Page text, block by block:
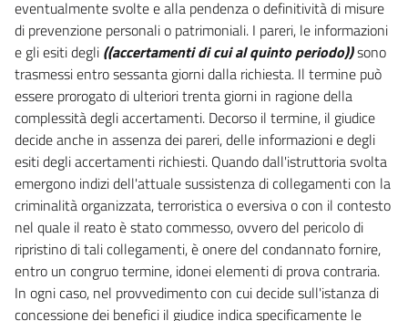
eventualmente svolte e alla pendenza o definitività di misure
di prevenzione personali o patrimoniali. I pareri, le informazioni
e gli esiti degli ((accertamenti di cui al quinto periodo))sono
trasmessi entro sessanta giorni dalla richiesta. Il termine può
essere prorogato di ulteriori trenta giorni in ragione della
complessità degli accertamenti. Decorso il termine, il giudice
decide anche in assenza dei pareri, delle informazioni e degli
esiti degli accertamenti richiesti. Quando dall'istruttoria svolta
emergono indizi dell'attuale sussistenza di collegamenti con la
criminalità organizzata, terroristica o eversiva o con il contesto
nel quale il reato è stato commesso, ovvero del pericolo di
ripristino di tali collegamenti, è onere del condannato fornire,
entro un congruo termine, idonei elementi di prova contraria.
In ogni caso, nel provvedimento con cui decide sull'istanza di
concessione dei benefici il giudice indica specificamente le